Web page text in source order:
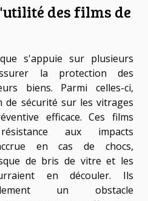
des films de
s'appuie sur plusieurs
la protection des
biens. Parmi celles-ci,
de sécurité sur les vitrages
efficace. Ces films
aux impacts
en cas de chocs,
de bris de vitre et les
en découler. Ils
un obstacle